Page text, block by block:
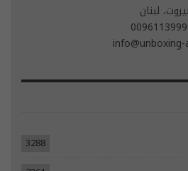
بيروت، لبنان
3288